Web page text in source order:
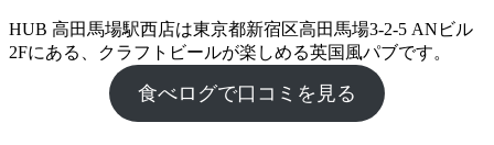
HUB 高田馬場駅西店は東京都新宿区高田馬場3-2-5 ANビル
2Fにある、クラフトビールが楽しめる英国風パブです。
食べログで口コミを見る